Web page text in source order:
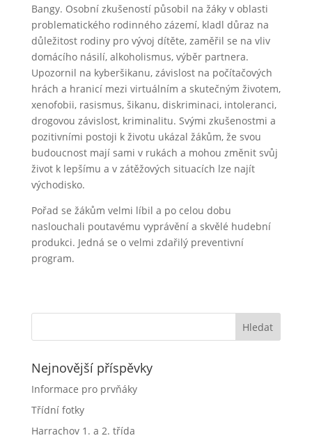
Bangy. Osobní zkušeností působil na žáky v oblasti
problematického rodinného zázemí, kladl důraz na
důležitost rodiny pro vývoj dítěte, zaměřil se na vliv
domácího násilí, alkoholismus, výběr partnera.
Upozornil na kyberšikanu, závislost na počítačových
hrách a hranicí mezi virtuálním a skutečným životem,
xenofobii, rasismus, šikanu, diskriminaci, intoleranci,
drogovou závislost, kriminalitu. Svými zkušenostmi a
pozitivními postoji k životu ukázal žákům, že svou
budoucnost mají sami v rukách a mohou změnit svůj
život k lepšímu a v zátěžových situacích lze najít
východisko.
Pořad se žákům velmi líbil a po celou dobu
naslouchali poutavému vyprávění a skvělé hudební
produkci. Jedná se o velmi zdařilý preventivní
program.
Nejnovější příspěvky
Informace pro prvňáky
Třídní fotky
Harrachov 1. a 2. třída